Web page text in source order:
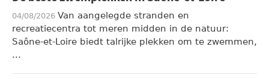
04/08/2026 Van aangelegde stranden en
recreatiecentra tot meren midden in de natuur:
Saône-et-Loire biedt talrijke plekken om te zwemmen,
...